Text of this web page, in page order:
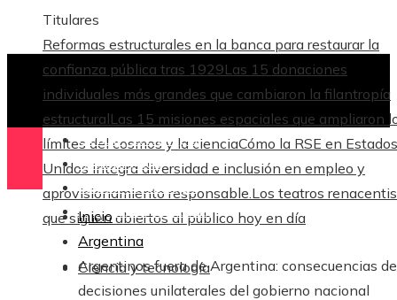
Titulares
Reformas estructurales en la banca para restaurar la
confianza pública tras 1929Las 15 donaciones
individuales más grandes que cambiaron la filantropía
estructuralLas 15 misiones espaciales que ampliaron
límites del cosmos y la cienciaCómo la RSE en Estados
Unidos integra diversidad e inclusión en empleo y
aprovisionamiento responsable.Los teatros
que siguen abiertos al público hoy en día
Ciencia y tecnología
Ciencia y tecnología
Cultura y ocio
Ciencia y tecnología
Responsabilidad Social
Inicio
Argentina
Argentinos fuera de Argentina: consecuencias de
decisiones unilaterales del gobierno nacional